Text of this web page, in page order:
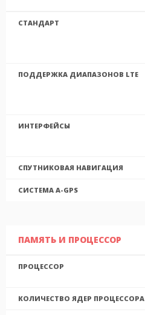
СТАНДАРТ
ПОДДЕРЖКА ДИАПАЗОНОВ LTE
ИНТЕРФЕЙСЫ
СПУТНИКОВАЯ НАВИГАЦИЯ
CИСТЕМА A-GPS
ПАМЯТЬ И ПРОЦЕССОР
ПРОЦЕССОР
КОЛИЧЕСТВО ЯДЕР ПРОЦЕССОРА